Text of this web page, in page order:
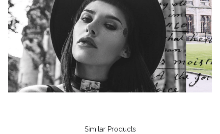
Similar Products